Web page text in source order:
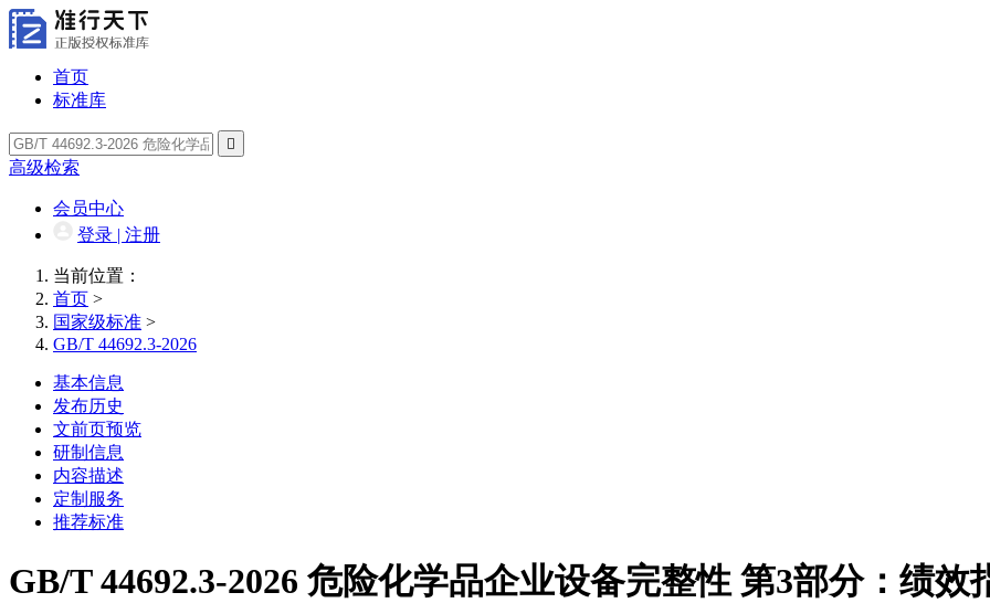
首页
标准库

高级检索
会员中心
登录 | 注册
当前位置：
首页 >
国家级标准 >
GB/T 44692.3-2026
基本信息
发布历史
文前页预览
研制信息
内容描述
定制服务
推荐标准
GB/T 44692.3-2026 危险化学品企业设备完整性 第3部分：绩